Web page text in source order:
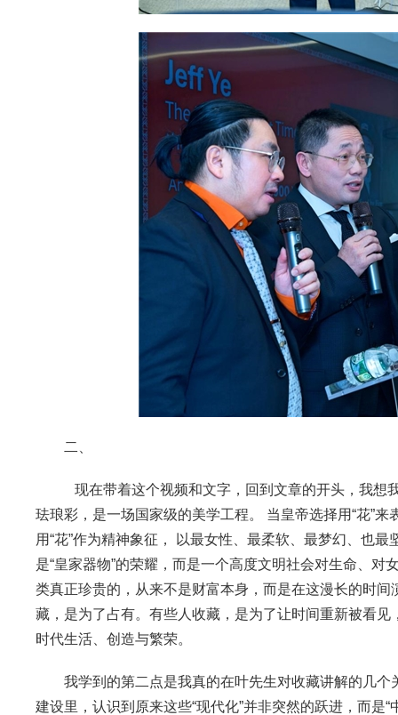
二、
现在带着这个视频和文字，回到文章的开头，我想
珐琅彩，是一场国家级的美学工程。 当皇帝选择用“花”
用“花”作为精神象征， 以最女性、最柔软、最梦幻、也
是“皇家器物”的荣耀，而是一个高度文明社会对生命、对
类真正珍贵的，从来不是财富本身，而是在这漫长的时
藏，是为了占有。有些人收藏，是为了让时间重新被看
时代生活、创造与繁荣。
我学到的第二点是我真的在叶先生对收藏讲解的几
建设里，认识到原来这些“现代化”并非突然的跃进，而是